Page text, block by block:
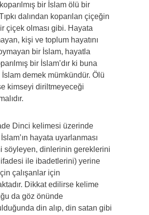
bir İslam ölü bir
Tıpkı dalından koparılan çiçeğin
çiçek olması gibi. Hayata
kişi ve toplum hayatını
bir İslam, hayatla
bir İslam’dır ki buna
demek mümkündür. Ölü
kimseyi diriltmeyeceği
Dinci kelimesi üzerinde
hayata uyarlanması
söyleyen, dinlerinin gereklerini
ile ibadetlerini) yerine
çalışanlar için
Dikkat edilirse kelime
da göz önünde
din alıp, din satan gibi